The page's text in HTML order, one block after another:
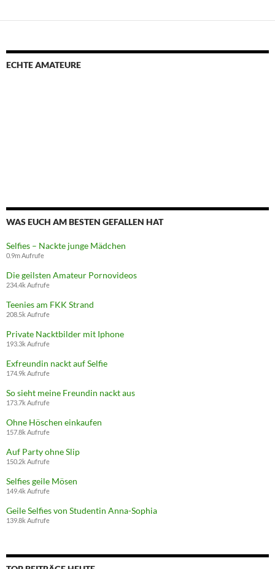
ECHTE AMATEURE
WAS EUCH AM BESTEN GEFALLEN HAT
Selfies – Nackte junge Mädchen
0.9m Aufrufe
Die geilsten Amateur Pornovideos
234.4k Aufrufe
Teenies am FKK Strand
208.5k Aufrufe
Private Nacktbilder mit Iphone
193.3k Aufrufe
Exfreundin nackt auf Selfie
174.9k Aufrufe
So sieht meine Freundin nackt aus
173.7k Aufrufe
Ohne Höschen einkaufen
157.8k Aufrufe
Auf Party ohne Slip
150.2k Aufrufe
Selfies geile Mösen
149.4k Aufrufe
Geile Selfies von Studentin Anna-Sophia
139.8k Aufrufe